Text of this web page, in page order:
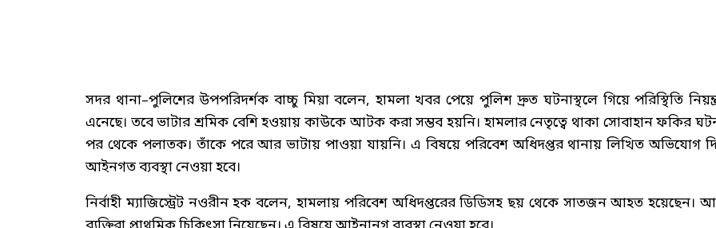
সদর থানা–পুলিশের উপপরিদর্শক বাচ্চু মিয়া বলেন, হামলা খবর পেয়ে পুলিশ দ্রুত ঘটনাস্থলে গিয়ে পরিস্থিতি
এনেছে। তবে ভাটার শ্রমিক বেশি হওয়ায় কাউকে আটক করা সম্ভব হয়নি। হামলার নেতৃত্বে থাকা সোবাহান ফকির
পর থেকে পলাতক। তাঁকে পরে আর ভাটায় পাওয়া যায়নি। এ বিষয়ে পরিবেশ অধিদপ্তর থানায় লিখিত অভিযোগ
আইনগত ব্যবস্থা নেওয়া হবে।
নির্বাহী ম্যাজিস্ট্রেট নওরীন হক বলেন, হামলায় পরিবেশ অধিদপ্তরের ডিডিসহ ছয় থেকে সাতজন আহত হয়েছেন।